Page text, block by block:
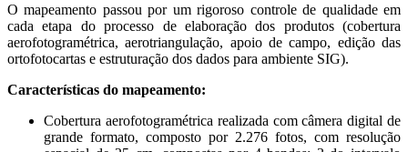
O mapeamento passou por um rigoroso controle de qualidade em
cada etapa do processo de elaboração dos produtos (cobertura
aerofotogramétrica, aerotriangulação, apoio de campo, edição das
ortofotocartas e estruturação dos dados para ambiente SIG).
Características do mapeamento:
Cobertura aerofotogramétrica realizada com câmera digital de
grande formato, composto por 2.276 fotos, com resolução